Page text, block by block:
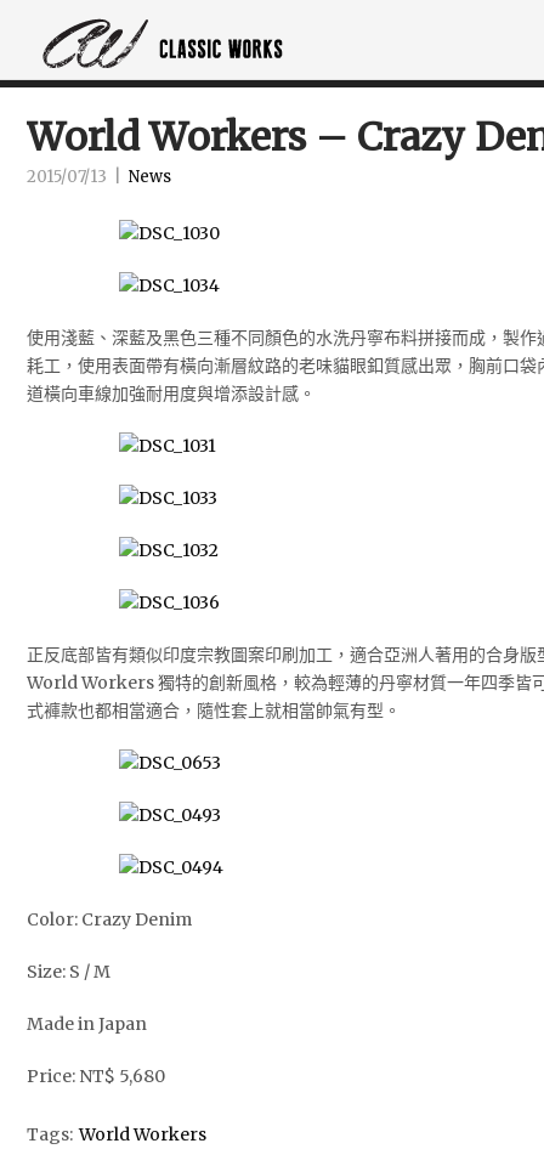
World Workers – Crazy
2015/07/13 News
使用淺藍、深藍及黑色三種不同顏色的水洗丹寧布料拼接而成，製
耗工，使用表面帶有橫向漸層紋路的老味貓眼釦質感出眾，胸前口
道橫向車線加強耐用度與增添設計感。
正反底部皆有類似印度宗教圖案印刷加工，適合亞洲人著用的合身
World Workers 獨特的創新風格，較為輕薄的丹寧材質一年四季皆
式褲款也都相當適合，隨性套上就相當帥氣有型。
Color: Crazy Denim
Size: S / M
Made in Japan
Price: NT$ 5,680
Tags: World Workers